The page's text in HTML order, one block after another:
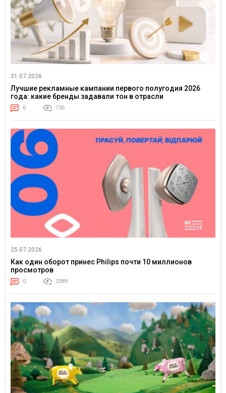
31.07.2026
Лучшие рекламные кампании первого полугодия 2026
года: какие бренды задавали тон в отрасли
0 736
25.07.2026
Как один оборот принес Philips почти 10 миллионов
просмотров
0 3389